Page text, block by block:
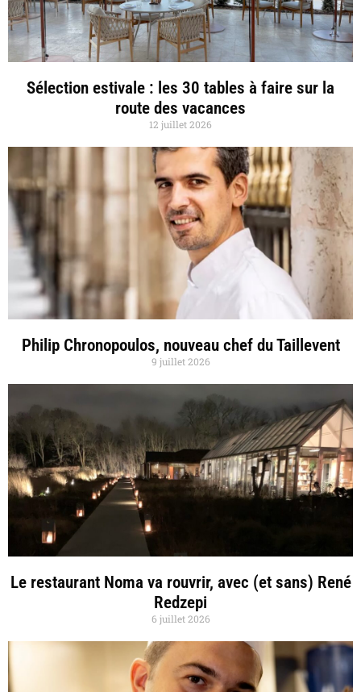
Sélection estivale : les 30 tables à faire sur la
route des vacances
12 juillet 2026
Philip Chronopoulos, nouveau chef du Taillevent
9 juillet 2026
Le restaurant Noma va rouvrir, avec (et sans) René
Redzepi
6 juillet 2026